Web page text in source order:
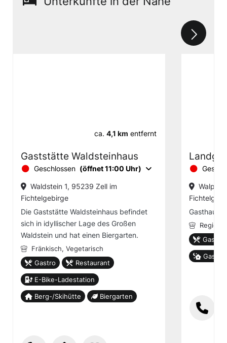
ca. 4,1 km entfernt
Gaststätte Waldsteinhaus
Geschlossen (öffnet 11:00 Uhr)
Waldstein 1, 95239 Zell im
Fichtelgebirge
Die Gaststätte Waldsteinhaus befindet
sich in idyllischer Lage des Großen
Waldstein und hat einen Biergarten.
Fränkisch, Vegetarisch
Gastro Restaurant
E-Bike-Ladestation
Berg-/Skihütte Biergarten
Gasthaus /
Regional
Gastro